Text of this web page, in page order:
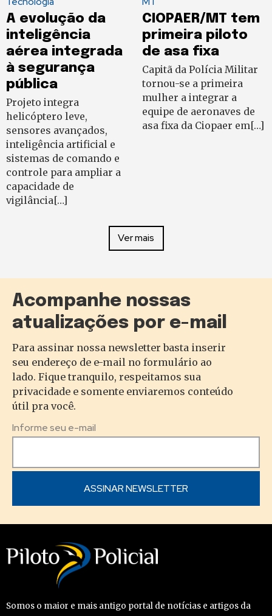
A evolução da
inteligência
aérea integrada
à segurança
pública
Projeto integra
helicóptero leve,
sensores avançados,
inteligência artificial e
sistemas de comando e
controle para ampliar a
capacidade de
vigilância[…]
CIOPAER/MT tem
primeira piloto
de asa fixa
Capitã da Polícia Militar
tornou-se a primeira
mulher a integrar a
equipe de aeronaves de
asa fixa da Ciopaer em[…]
Ver mais
Acompanhe nossas
atualizações por e-mail
Para assinar nossa newsletter basta inserir
seu endereço de e-mail no formulário ao
lado. Fique tranquilo, respeitamos sua
privacidade e somente enviaremos conteúdo
útil pra você.
Informe seu e-mail
Somos o maior e mais antigo portal de notícias e artigos da